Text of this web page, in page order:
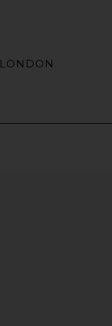
LONDON